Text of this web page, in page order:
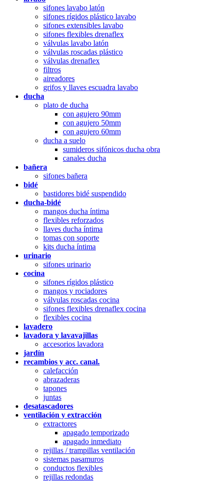
sifones lavabo latón
sifones rígidos plástico lavabo
sifones extensibles lavabo
sifones flexibles drenaflex
válvulas lavabo latón
válvulas roscadas plástico
válvulas drenaflex
filtros
aireadores
grifos y llaves escuadra lavabo
ducha
plato de ducha
con agujero 90mm
con agujero 50mm
con agujero 60mm
ducha a suelo
sumideros sifónicos ducha obra
canales ducha
bañera
sifones bañera
bidé
bastidores bidé suspendido
ducha-bidé
mangos ducha íntima
flexibles reforzados
llaves ducha íntima
tomas con soporte
kits ducha íntima
urinario
sifones urinario
cocina
sifones rígidos plástico
mangos y rociadores
válvulas roscadas cocina
sifones flexibles drenaflex cocina
flexibles cocina
lavadero
lavadora y lavavajillas
accesorios lavadora
jardín
recambios y acc. canal.
calefacción
abrazaderas
tapones
juntas
desatascadores
ventilación y extracción
extractores
apagado temporizado
apagado inmediato
rejillas / trampillas ventilación
sistemas pasamuros
conductos flexibles
rejillas redondas